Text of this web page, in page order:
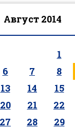
Август 2014
1
6 7 8
13 14 15
20 21 22
27 28 29